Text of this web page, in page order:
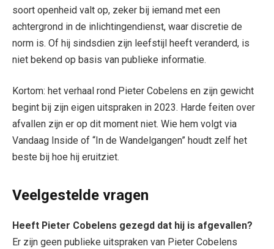
soort openheid valt op, zeker bij iemand met een
achtergrond in de inlichtingendienst, waar discretie de
norm is. Of hij sindsdien zijn leefstijl heeft veranderd, is
niet bekend op basis van publieke informatie.
Kortom: het verhaal rond Pieter Cobelens en zijn gewicht
begint bij zijn eigen uitspraken in 2023. Harde feiten over
afvallen zijn er op dit moment niet. Wie hem volgt via
Vandaag Inside of “In de Wandelgangen” houdt zelf het
beste bij hoe hij eruitziet.
Veelgestelde vragen
Heeft Pieter Cobelens gezegd dat hij is afgevallen?
Er zijn geen publieke uitspraken van Pieter Cobelens